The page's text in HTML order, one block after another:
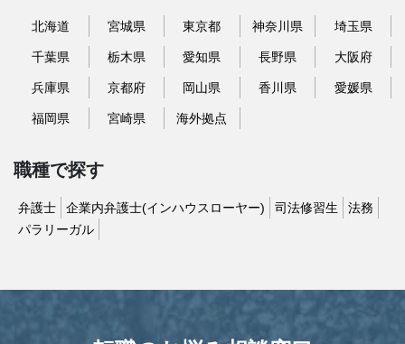
北海道 宮城県 東京都 神奈川県 埼玉県
千葉県 栃木県 愛知県 長野県 大阪府
兵庫県 京都府 岡山県 香川県 愛媛県
福岡県 宮崎県 海外拠点
職種で探す
弁護士 企業内弁護士(インハウスローヤー) 司法修習生
法務
パラリーガル